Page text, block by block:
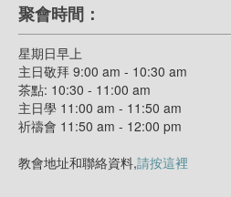
聚會時間：
星期日早上
主日敬拜 9:00 am - 10:30 am
茶點: 10:30 - 11:00 am
主日學 11:00 am - 11:50 am
祈禱會 11:50 am - 12:00 pm
教會地址和聯絡資料,請按這裡